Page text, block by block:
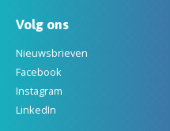
Volg ons
Nieuwsbrieven
Facebook
Instagram
LinkedIn